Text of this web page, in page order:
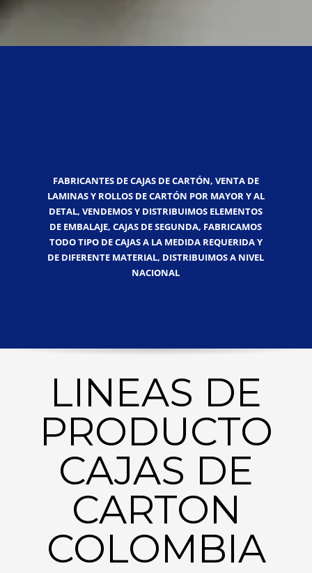
FABRICANTES DE CAJAS DE CARTÓN, VENTA DE
LAMINAS Y ROLLOS DE CARTÓN POR MAYOR Y AL
DETAL, VENDEMOS Y DISTRIBUIMOS ELEMENTOS
DE EMBALAJE, CAJAS DE SEGUNDA, FABRICAMOS
TODO TIPO DE CAJAS A LA MEDIDA REQUERIDA Y
DE DIFERENTE MATERIAL, DISTRIBUIMOS A NIVEL
NACIONAL
LINEAS DE
PRODUCTO
CAJAS DE
CARTON
COLOMBIA